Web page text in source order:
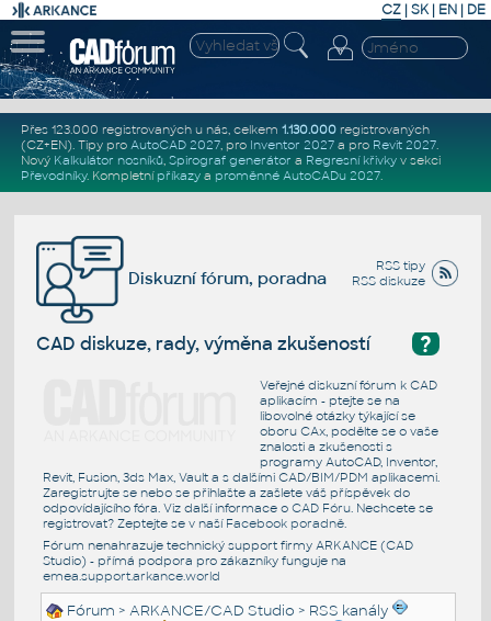
CZ | SK| EN | DE
Přes 123.000 registrovaných u nás, celkem 1.130.000registrovaných
(CZ+EN). Tipy pro AutoCAD 2027, pro Inventor 2027a pro Revit 2027.
Nový Kalkulátor nosníků, Spirograf generátor a Regresní křivkyv sekci
Převodníky. Kompletní příkazya proměnné AutoCADu 2027.
RSS tipy
RSS diskuze
Diskuzní fórum, poradna
?
CAD diskuze, rady, výměna zkušeností
Veřejné diskuzní fórum k CAD
aplikacím - ptejte se na
libovolné otázky týkající se
oboru CAx, podělte se o vaše
znalosti a zkušenosti s
programy AutoCAD, Inventor,
Revit, Fusion, 3ds Max, Vault a s dalšími CAD/BIM/PDM aplikacemi.
Zaregistrujte se nebo se přihlašte a zašlete váš příspěvek do
odpovídajícího fóra. Viz další informace o CAD Fóru. Nechcete se
registrovat? Zeptejte se v naší Facebook poradně.
Fórum nenahrazuje technický support firmy ARKANCE (CAD
Studio) - přímá podpora pro zákazníky funguje na
emea.support.arkance.world
Fórum >ARKANCE/CAD Studio > RSS kanály